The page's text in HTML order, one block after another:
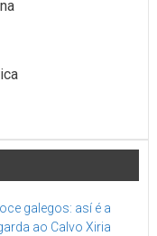
galegos: así é a
ao Calvo Xiria